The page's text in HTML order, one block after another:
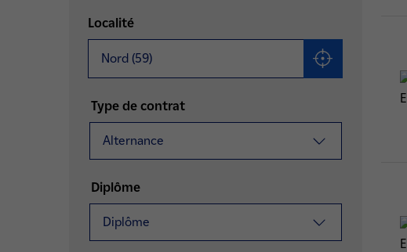
Localité
Me géolocaliser
Type de contrat
Alternance
Diplôme
Diplôme